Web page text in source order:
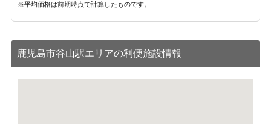
※平均価格は前期時点で計算したものです。
鹿児島市谷山駅エリアの利便施設情報